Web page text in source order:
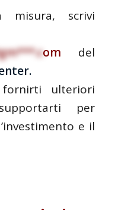
misura, scrivi
om
del
ulteriori
per
e il